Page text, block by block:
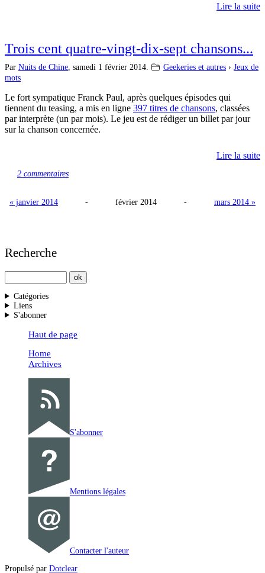
Lire la suite
Trois cent quatre-vingt-dix-sept chansons...
Par Nuits de Chine samedi 1 février 2014. Geekeries et autres › Jeux de
mots
Le fort sympatique Franck Paul, après quelques épisodes qui
tiennent du teasing, a mis en ligne 397 titres de chansons, classées
par interprète (un par mois). Le jeu est de rédiger un billet par jour
sur la chanson concernée.
Lire la suite
2 commentaires
« janvier 2014 - février 2014 - mars 2014 »
Recherche
Catégories
Liens
S'abonner
Haut de page
Home
Archives
S'abonner
Mentions légales
Contacter l'auteur
Propulsé par Dotclear